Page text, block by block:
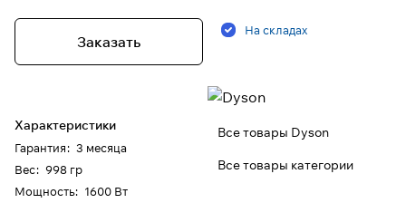
Заказать
Характеристики
Гарантия: 3 месяца
Вес: 998 гр
Мощность: 1600 Вт
На складах
Все товары Dyson
Все товары категории